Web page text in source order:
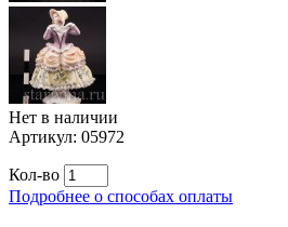
Нет в наличии
Артикул: 05972
Кол-во
Подробнее о способах оплаты